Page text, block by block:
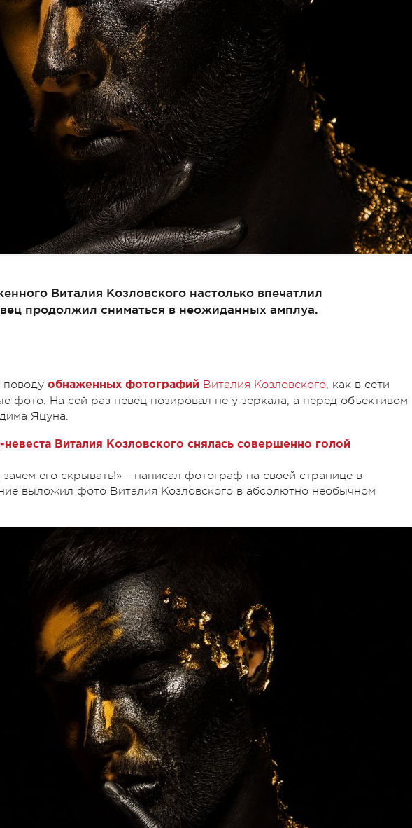
Виталия Козловского настолько впечатлил
продолжил сниматься в неожиданных амплуа.
поводу обнаженных фотографий Виталия Козловского, как в сети
фото. На сей раз певец позировал не у зеркала, а перед объективом
Яцуна.
невеста Виталия Козловского снялась совершенно голой
зачем его скрывать!» – написал фотограф на своей странице в
выложил фото Виталия Козловского в абсолютно необычном